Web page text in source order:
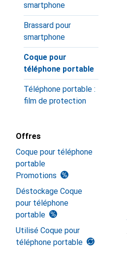
smartphone
Brassard pour
smartphone
Coque pour
téléphone portable
Téléphone portable :
film de protection
Offres
Coque pour téléphone
portable
Promotions
Déstockage Coque
pour téléphone
portable
Utilisé Coque pour
téléphone portable